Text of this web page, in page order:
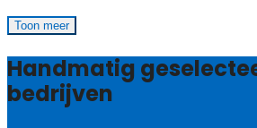
Toon meer
Handmatig
bedrijven